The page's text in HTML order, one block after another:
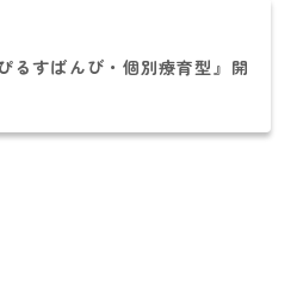
るすばんび・個別療育型』開